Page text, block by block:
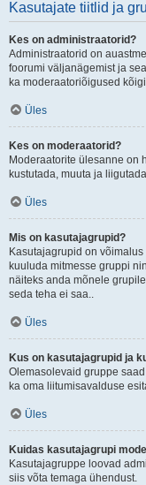
Kasutajate tiitlid ja
Kes on administraatorid?
Administraatorid on
foorumi väljanägemist ja
ka moderaatoriõigused
Üles
Kes on moderaatorid?
Moderaatorite ülesanne on
kustutada, muuta ja
Üles
Mis on kasutajagrupid?
Kasutajagrupid on
kuuluda mitmesse gruppi
näiteks anda mõnele
seda teha ei saa..
Üles
Kus on kasutajagrupid ja
Olemasolevaid gruppe
ka oma liitumisavalduse
Üles
Kuidas kasutajagrupi
Kasutajagruppe loovad
siis võta temaga ühendust.